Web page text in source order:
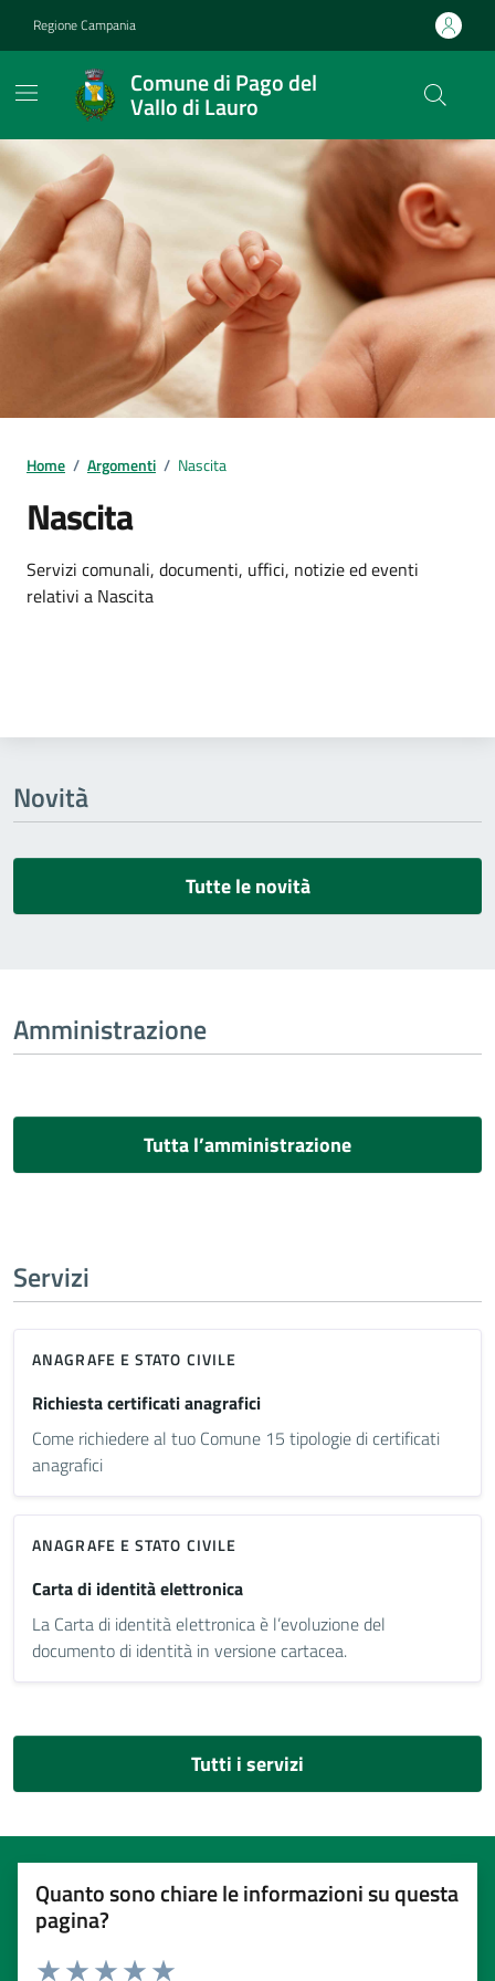
Regione Campania
Comune di Pago del
Vallo di Lauro
Home / Argomenti / Nascita
Nascita
Dettagli dell'argomento
Servizi comunali, documenti, uffici, notizie ed eventi
relativi a Nascita
Novità
Tutte le novità
Amministrazione
Tutta l’amministrazione
Servizi
ANAGRAFE E STATO CIVILE
Richiesta certificati anagrafici
Come richiedere al tuo Comune 15 tipologie di certificati
anagrafici
ANAGRAFE E STATO CIVILE
Carta di identità elettronica
La Carta di identità elettronica è l’evoluzione del
documento di identità in versione cartacea.
Tutti i servizi
Quanto sono chiare le informazioni su questa
pagina?